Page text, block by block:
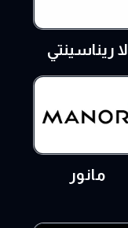
لا ريناسينتي
مانور